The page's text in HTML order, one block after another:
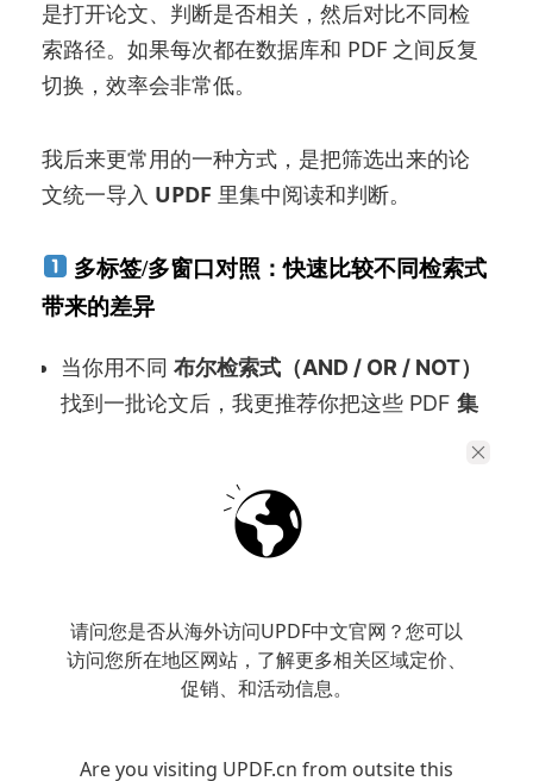
请问您是否从海外访问UPDF中文官网？您可以
访问您所在地区网站，了解更多相关区域定价、
促销、和活动信息。
Are you visiting UPDF.cn from outsite this
是打开论文、判断是否相关，然后对比不同检
索路径。如果每次都在数据库和 PDF 之间反复
切换，效率会非常低。
我后来更常用的一种方式，是把筛选出来的论
文统一导入 UPDF 里集中阅读和判断。
多标签/多窗口对照：快速比较不同检索式
带来的差异
当你用不同布尔检索式（AND / OR / NOT）
找到一批论文后，我更推荐你把这些 PDF集
如果你需要“并排看”，可以把其中 2–3 篇在
UPDF 中分别打开成独立窗口
（不需要来回打开关闭）。
这样你很快就能判断：哪一组检索式的论文更